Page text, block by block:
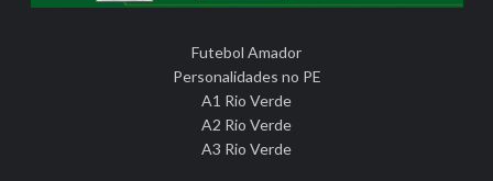
Futebol Amador
Personalidades no PE
A1 Rio Verde
A2 Rio Verde
A3 Rio Verde